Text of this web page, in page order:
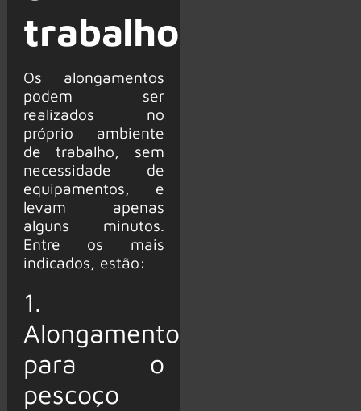
trabalho
Os alongamentos
podem ser
realizados no
próprio ambiente
de trabalho, sem
necessidade de
equipamentos, e
levam apenas
alguns minutos.
Entre os mais
indicados, estão:
1.
Alongamento
para o
pescoço